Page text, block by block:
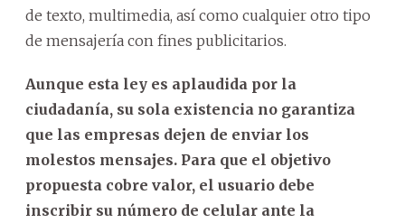
de texto, multimedia, así como cualquier otro tipo
de mensajería con fines publicitarios.
Aunque esta ley es aplaudida por la
ciudadanía, su sola existencia no garantiza
que las empresas dejen de enviar los
molestos mensajes. Para que el objetivo
propuesta cobre valor, el usuario debe
inscribir su número de celular ante la